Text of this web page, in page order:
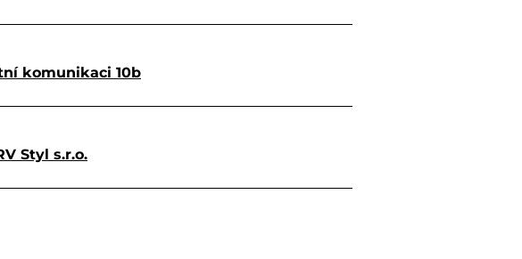
komunikaci 10b
Styl s.r.o.